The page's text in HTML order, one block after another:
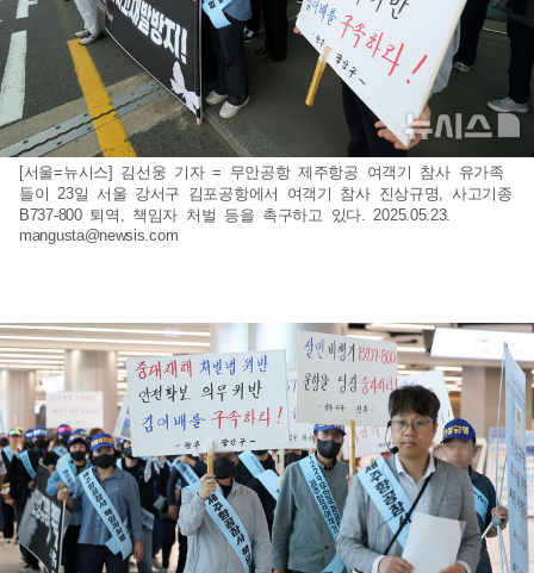
[서울=뉴시스] 김선웅 기자 = 무안공항 제주항공 여객기 참사 유가족
들이 23일 서울 강서구 김포공항에서 여객기 참사 진상규명, 사고기종
B737-800 퇴역, 책임자 처벌 등을 촉구하고 있다. 2025.05.23.
mangusta@newsis.com